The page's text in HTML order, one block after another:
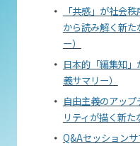
「共感」が社会
から読み解く新
ー）
日本的「編集知
義サマリー）
自由主義のアッ
リティが描く新た
Q&Aセッション